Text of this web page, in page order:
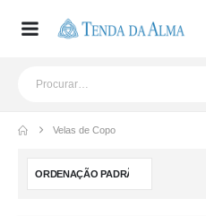
Velas de Copo